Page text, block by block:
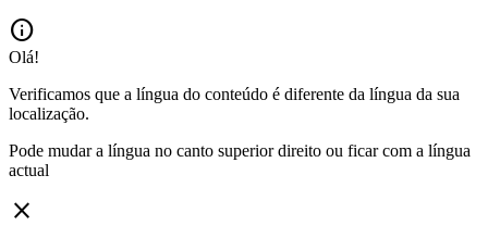
info
Olá!
Verificamos que a língua do conteúdo é diferente da língua da sua
localização.
Pode mudar a língua no canto superior direito ou ficar com a língua
actual
close